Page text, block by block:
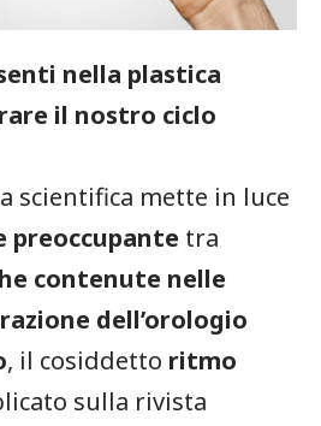
nella plastica
il nostro ciclo
scientifica mette in luce
preoccupante tra
contenute nelle
dell’orologio
, il cosiddetto ritmo
sulla rivista